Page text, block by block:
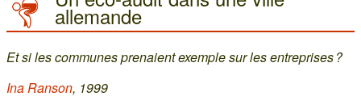
allemande
Et si les communes prenaient exemple sur les entreprises ?
Ina Ranson, 1999